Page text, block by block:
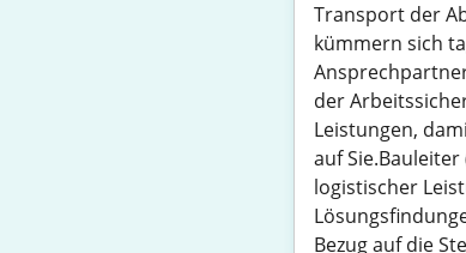
Transport der
kümmern sich
der
Leistungen,
auf
logistischer
Bezug auf die